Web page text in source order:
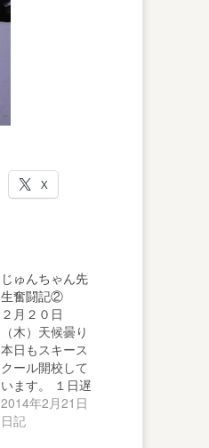
X
じゅんちゃん先
生奮闘記②
２月２０日
（木）天候曇り
本日もスキース
クール開校して
います。 １日遅
れで平日当番の
じゅんちゃん先
2014年2月21日
日記